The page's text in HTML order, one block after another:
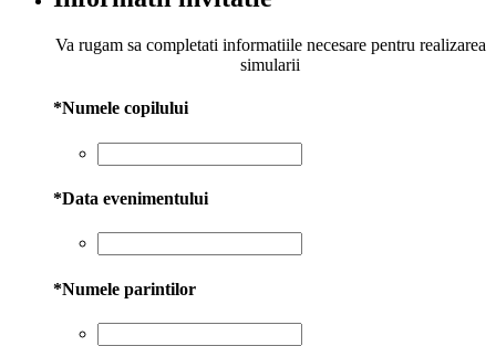
Va rugam sa completati informatiile necesare pentru realizarea
simularii
*Numele copilului
*Data evenimentului
*Numele parintilor